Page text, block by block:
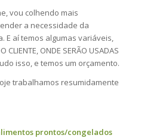
vou colhendo mais
a necessidade da
aí temos algumas variáveis,
CLIENTE, ONDE SERÃO USADAS
isso, e temos um orçamento.
trabalhamos resumidamente
prontos/congelados